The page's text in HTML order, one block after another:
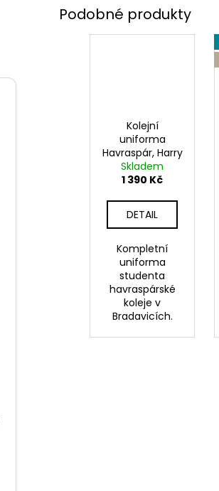
Kolejní
uniforma
Havraspár, Harry
Potter
Skladem
1 390 Kč
DETAIL
Kompletní
uniforma
studenta
havraspárské
koleje v
Bradavicích.